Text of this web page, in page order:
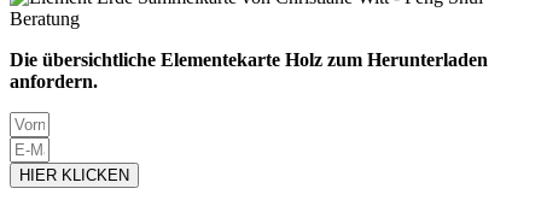
Die übersichtliche Elementekarte Holz zum Herunterladen
anfordern.
HIER KLICKEN